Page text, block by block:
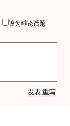
设为辩论话题